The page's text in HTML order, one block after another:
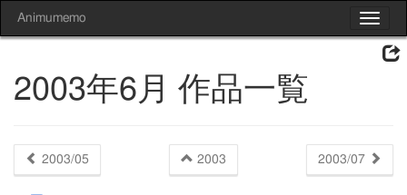
Toggle
Animumemo
2003年6月 作品一覧
2003/05 2003 2003/07